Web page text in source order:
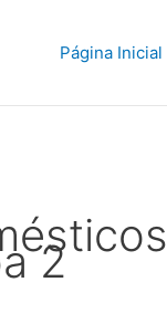
Página Inicial
2